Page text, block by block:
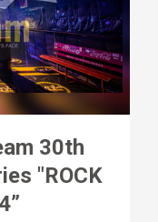
30th
"ROCK